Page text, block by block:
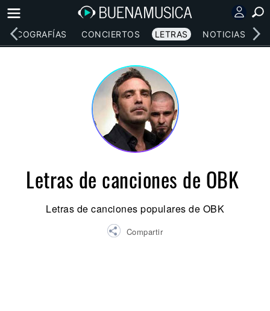
DISCOGRAFÍAS CONCIERTOS LETRAS NOTICIAS
Letras de canciones de OBK
Letras de canciones populares de OBK
Compartir